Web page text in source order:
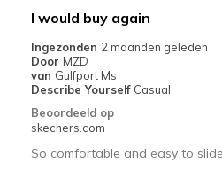
Beste toepassingen
Going Out
Feels true to
I would buy again
Ingezonden 2 maanden geleden
Door MZD
van Gulfport Ms
Describe Yourself Casual
Beoordeeld op
skechers.com
So comfortable and easy to